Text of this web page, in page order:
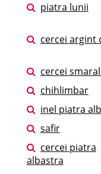
piatra lunii
cercei argint
cercei
chihlimbar
inel piatra
safir
cercei piatra
albastra